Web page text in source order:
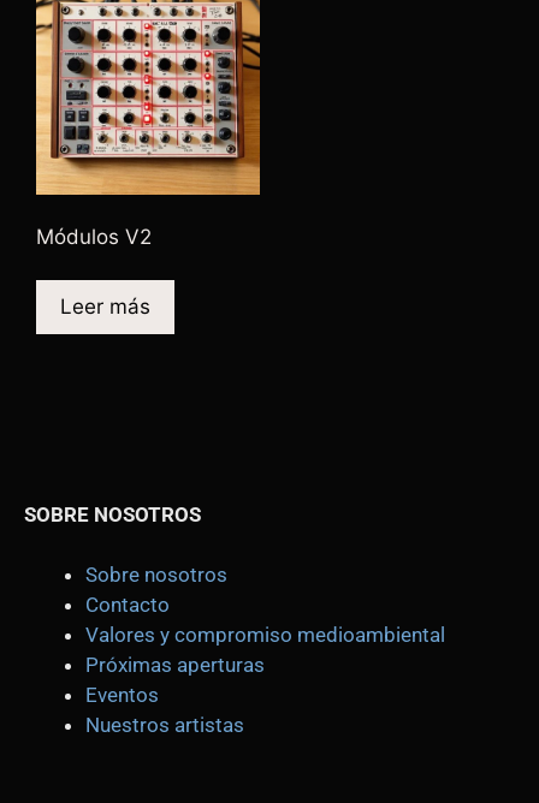
Módulos V2
Leer más
SOBRE NOSOTROS
Sobre nosotros
Contacto
Valores y compromiso medioambiental
Próximas aperturas
Eventos
Nuestros artistas